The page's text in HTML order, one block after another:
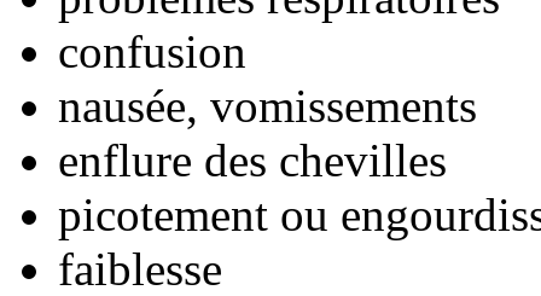
confusion
nausée, vomissements
enflure des chevilles
picotement ou
faiblesse